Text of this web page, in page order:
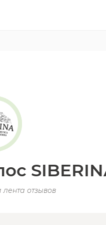
лента отзывов